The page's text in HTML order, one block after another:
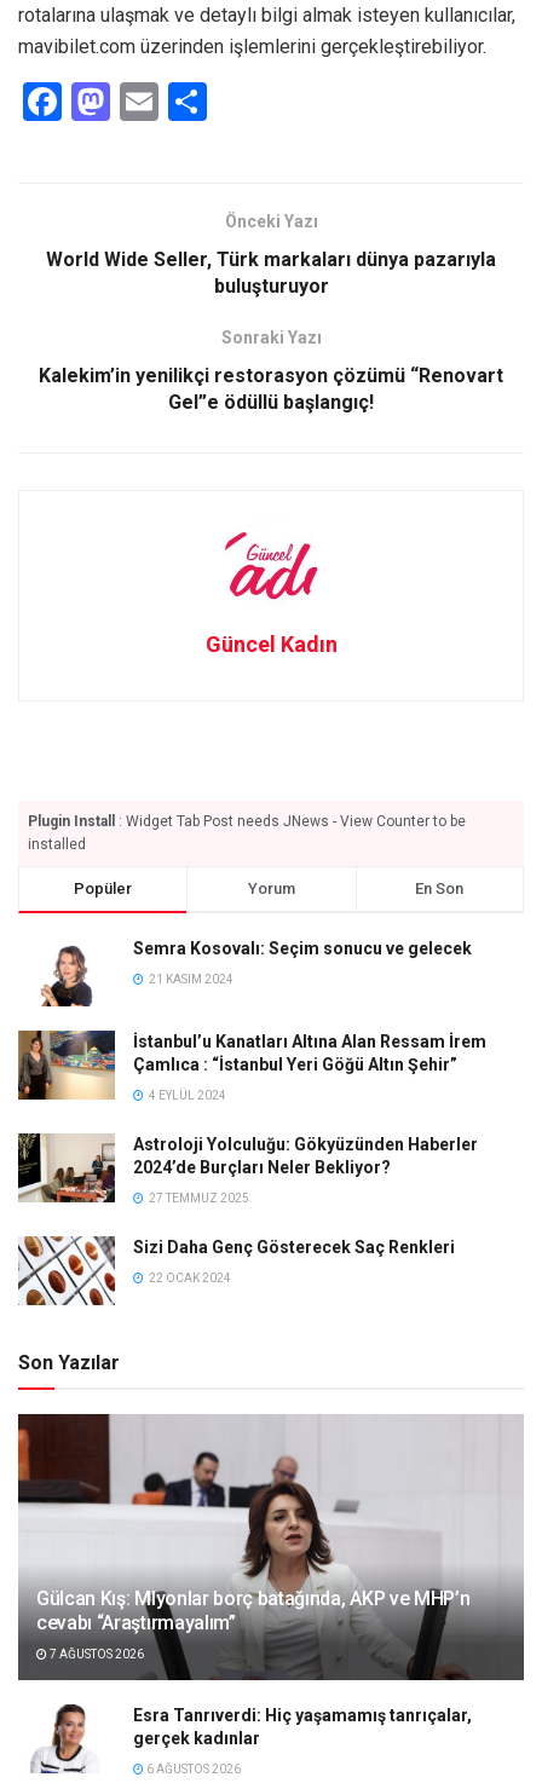
rotalarına ulaşmak ve detaylı bilgi almak isteyen kullanıcılar,
mavibilet.com üzerinden işlemlerini gerçekleştirebiliyor.
F
o
M
d
E
Önceki Yazı
World Wide Seller, Türk markaları dünya pazarıyla
buluşturuyor
Sonraki Yazı
Kalekim’in yenilikçi restorasyon çözümü “Renovart
Gel”e ödüllü başlangıç!
Güncel Kadın
Plugin Install
: Widget Tab Post needs JNews - View Counter to be
installed
Popüler Yorum En Son
Semra Kosovalı: Seçim sonucu ve gelecek
21 KASIM 2024
İstanbul’u Kanatları Altına Alan Ressam İrem
Çamlıca : “İstanbul Yeri Göğü Altın Şehir”
4 EYLÜL 2024
Astroloji Yolculuğu: Gökyüzünden Haberler
2024’de Burçları Neler Bekliyor?
27 TEMMUZ 2025
Sizi Daha Genç Gösterecek Saç Renkleri
22 OCAK 2024
Son Yazılar
Gülcan Kış: Mlyonlar borç batağında, AKP ve MHP’n
cevabı “Araştırmayalım”
7 AĞUSTOS 2026
Esra Tanrıverdi: Hiç yaşamamış tanrıçalar,
gerçek kadınlar
6 AĞUSTOS 2026